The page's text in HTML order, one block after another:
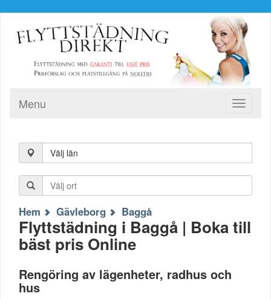
Toggle
Menu
Välj län
Hem Gävleborg Baggå
Flyttstädning i Baggå | Boka till
bäst pris Online
Rengöring av lägenheter, radhus och
hus